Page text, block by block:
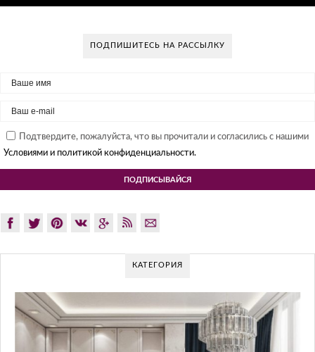
ПОДПИШИТЕСЬ НА РАССЫЛКУ
Подтвердите, пожалуйста, что вы прочитали и согласились с нашими
Условиями и политикой конфиденциальности.
КАТЕГОРИЯ